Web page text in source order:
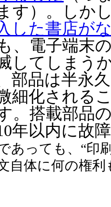
す）。しか
した書店が
、電子端末
してしまう
部品は半永
細化される
。搭載部品
年以内に故
あっても、“印
自体に何の権